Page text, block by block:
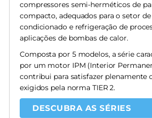
compressores semi-herméticos de
compacto, adequados para o setor de
condicionado e refrigeração de
aplicações de bombas de calor.
Composta por 5 modelos, a série
por um motor IPM (Interior
contribui para satisfazer plenamente
exigidos pela norma TIER 2.
DESCUBRA AS SÉRIES